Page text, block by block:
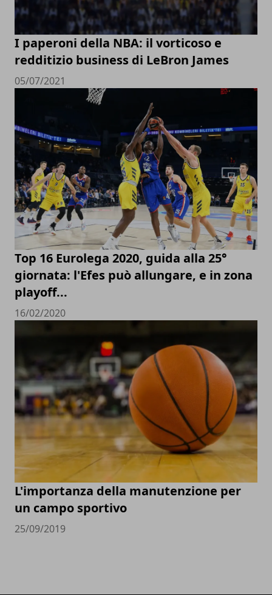
I paperoni della NBA: il vorticoso e
redditizio business di LeBron James
05/07/2021
Top 16 Eurolega 2020, guida alla 25°
giornata: l'Efes può allungare, e in zona
playoff...
16/02/2020
L'importanza della manutenzione per
un campo sportivo
25/09/2019